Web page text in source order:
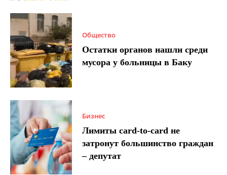
Общество
Остатки органов нашли среди
мусора у больницы в Баку
Бизнес
Лимиты card-to-card не
затронут большинство граждан
– депутат